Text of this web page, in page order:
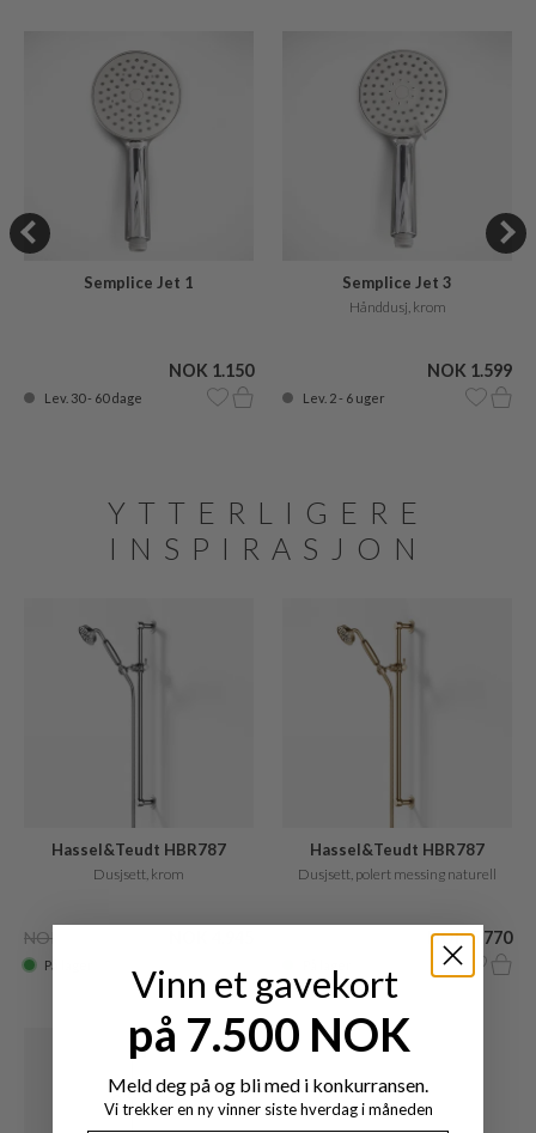
Semplice Jet 1
NOK 1.150
Lev. 30 - 60 dage
Semplice Jet 3
Hånddusj, krom
NOK 1.599
Lev. 2 - 6 uger
YTTERLIGERE
INSPIRASJON
Hassel&Teudt HBR787
Dusjsett, krom
NOK 9.505
På lager
Hassel&Teudt HBR787
Dusjsett, polert messing naturell
NOK 5.770
Vinn et gavekort
på 7.500 NOK
Meld deg på og bli med i konkurransen.
Vi trekker en ny vinner siste hverdag i måneden